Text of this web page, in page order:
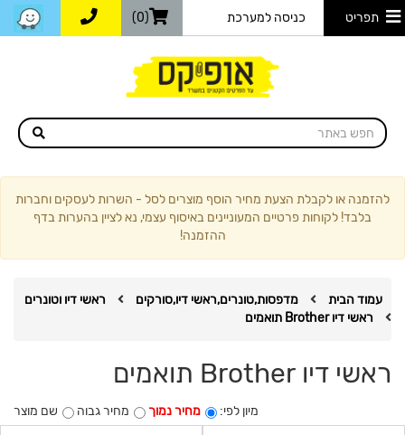
תפריט כניסה למערכת (0)
להזמנה או לקבלת הצעת מחיר הוסף מוצרים לסל - השרות לעסקים וחברות
בלבד! לקוחות פרטיים המעוניינים באיסוף עצמי, נא לציין בהערות בדף
ההזמנה!
עמוד הבית מדפסות,טונרים,ראשי דיו,סורקים
ראשי דיו וטונרים
ראשי דיו Brother תואמים
ראשי דיו Brother תואמים
מיון לפי: מחיר נמוך מחיר גבוה שם מוצר